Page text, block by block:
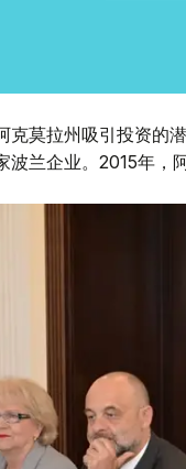
莫拉州吸引投资的
兰企业。2015年，